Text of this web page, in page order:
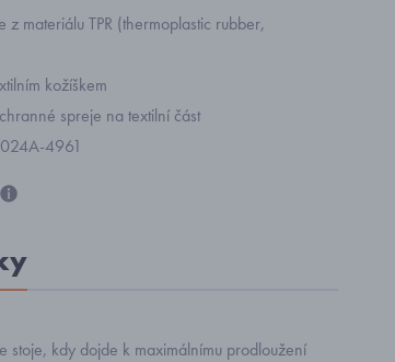
materiálu TPR (thermoplastic rubber,
kožíškem
spreje na textilní část
4961
kdy dojde k maximálnímu prodloužení